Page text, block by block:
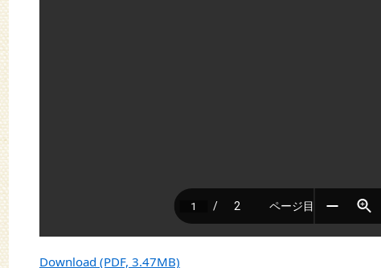
Download (PDF, 3.47MB)